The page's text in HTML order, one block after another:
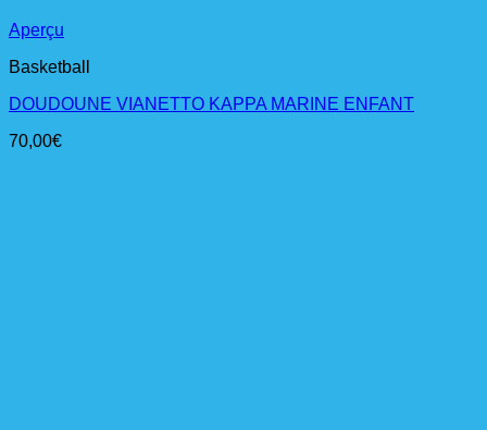
Aperçu
Basketball
DOUDOUNE VIANETTO KAPPA MARINE ENFANT
70,00€